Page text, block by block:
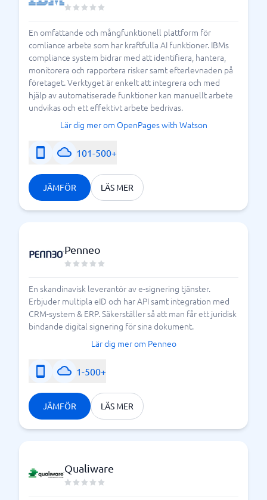
En omfattande och mångfunktionell plattform för
comliance arbete som har kraftfulla AI funktioner. IBMs
compliance system bidrar med att identifiera, hantera,
monitorera och rapportera risker samt efterlevnaden på
företaget. Verktyget är enkelt att integrera och med
hjälp av automatiserade funktioner kan manuellt arbete
undvikas och ett effektivt arbete bedrivas.
Lär dig mer om OpenPages with Watson
101-500+
JÄMFÖR LÄS MER
Penneo
En skandinavisk leverantör av e-signering tjänster.
Erbjuder multipla eID och har API samt integration med
CRM-system & ERP. Säkerställer så att man får ett juridisk
bindande digital signering för sina dokument.
Lär dig mer om Penneo
1-500+
JÄMFÖR LÄS MER
Qualiware